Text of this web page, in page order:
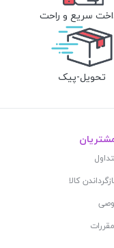
سریع و راحت
تحویل-پیک
کالا